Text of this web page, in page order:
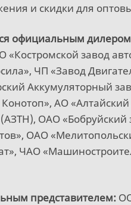
и скидки для
официальным
«Костромской завод
ЧП «Завод
Аккумуляторный
АО
ОАО «Бобруйский
ОАО
ЧАО
представителем: